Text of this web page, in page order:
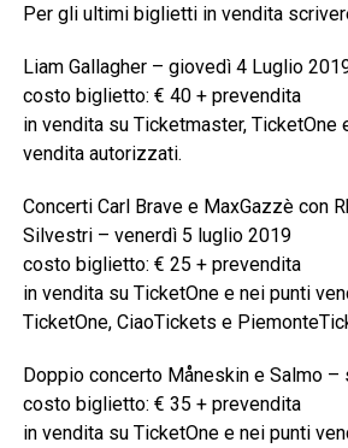
Per gli ultimi biglietti in vendita
Liam Gallagher – giovedì 4 Luglio
costo biglietto: € 40 + prevendita
in vendita su Ticketmaster, TicketOne
vendita autorizzati.
Concerti Carl Brave e MaxGazzè con
Silvestri – venerdì 5 luglio 2019
costo biglietto: € 25 + prevendita
in vendita su TicketOne e nei punti
TicketOne, CiaoTickets e
Doppio concerto Måneskin e Salmo
costo biglietto: € 35 + prevendita
in vendita su TicketOne e nei punti